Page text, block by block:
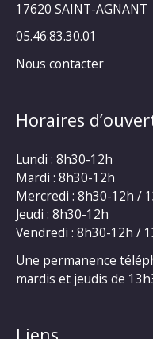
17620 SAINT-AGNANT
05.46.83.30.01
Nous contacter
Horaires
Lundi : 8h30-12h
Mardi : 8h30-12h
Mercredi : 8h30-12h /
Jeudi : 8h30-12h
Vendredi : 8h30-12h /
Une permanence
mardis et jeudis de